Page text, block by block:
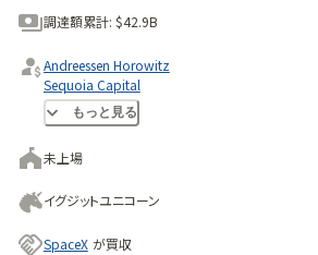
調達額累計: $42.9B
Andreessen Horowitz
Sequoia Capital
Lightspeed Venture Partners
もっと見る
未上場
イグジットユニコーン
SpaceX が買収